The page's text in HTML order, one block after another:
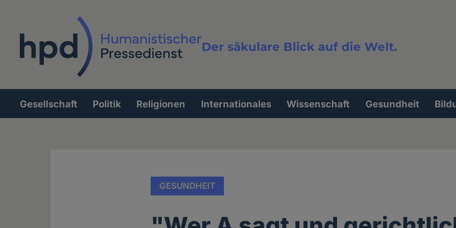
Der säkulare Blick auf die Welt.
Volltextsuche
Hauptnavigation
Gesellschaft Politik Religionen Internationales Wissenschaft Gesundheit
GESUNDHEIT